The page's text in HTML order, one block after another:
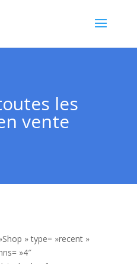
les
vente
» type= »recent »
»4″